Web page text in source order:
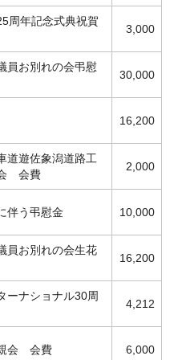
周年記念式典祝賀
3,000
員お別れの会弔慰
30,000
16,200
道遊佐象潟道路工
会費
2,000
伴う弔慰金 10,000
員お別れの会生花
16,200
ーナショナル30周
4,212
会 会費 6,000